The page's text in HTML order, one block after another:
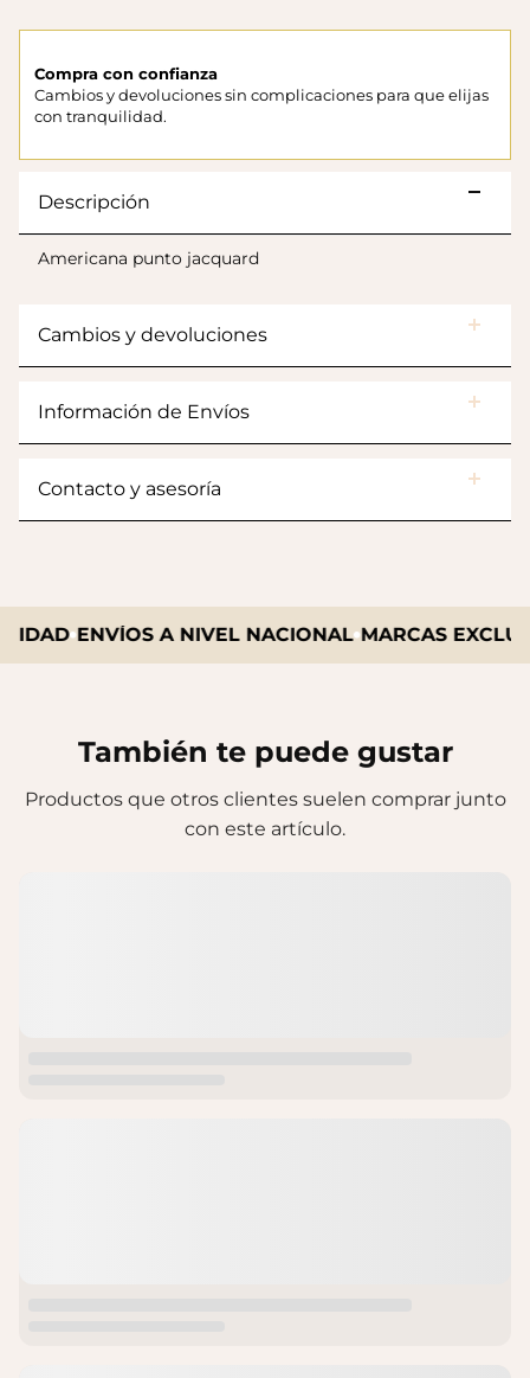
Compra con confianza
Cambios y devoluciones sin complicaciones para que elijas
con tranquilidad.
Descripción
Americana punto jacquard
Cambios y devoluciones
Información de Envíos
Contacto y asesoría
ENVÍOS A NIVEL NACIONAL MARCAS
También te puede gustar
Productos que otros clientes suelen comprar junto
con este artículo.
$175.000